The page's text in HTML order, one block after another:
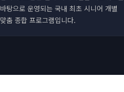
바탕으로 운영되는 국내 최초 시니어 개별
맞춤 종합 프로그램입니다.